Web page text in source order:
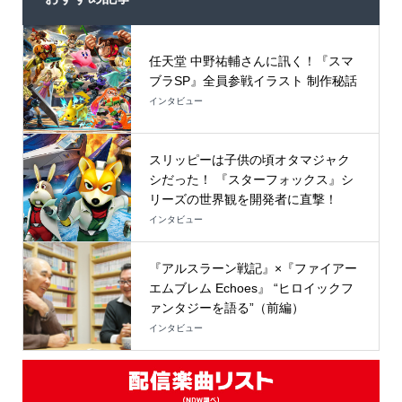
任天堂 中野祐輔さんに訊く！『スマ
ブラSP』全員参戦イラスト 制作秘話
インタビュー
スリッピーは子供の頃オタマジャク
シだった！ 『スターフォックス』シ
リーズの世界観を開発者に直撃！
インタビュー
『アルスラーン戦記』×『ファイアー
エムブレム Echoes』 “ヒロイックフ
ァンタジーを語る”（前編）
インタビュー